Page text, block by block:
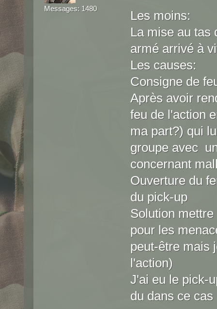
Messages: 1480
Les moins:
La mise au tas
armé arrivé à
Les causes:
Consigne de
Après avoir
feu de l'action
ma part?) qui
groupe avec
concernant
Ouverture du
du pick-up
Solution
pour les
peut-être mais
l'action)
J'ai eu le pick-
du dans ce